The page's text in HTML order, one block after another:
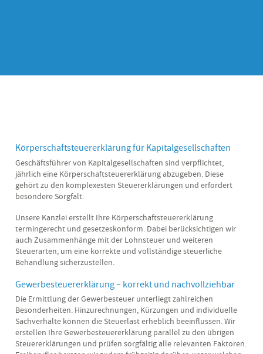
Körperschaftsteuererklärung für Kapitalgesellschaften
Geschäftsführer von Kapitalgesellschaften sind verpflichtet,
jährlich eine Körperschaftsteuererklärung abzugeben. Diese
gehört zu den komplexesten Steuererklärungen und erfordert
besondere Sorgfalt.
Unsere Kanzlei erstellt Ihre Körperschaftsteuererklärung
termingerecht und gesetzeskonform. Dabei berücksichtigen wir
auch Zusammenhänge mit der Lohnsteuer und weiteren
Steuerarten, um eine korrekte und vollständige steuerliche
Behandlung sicherzustellen.
Gewerbesteuererklärung – korrekt und nachvollziehbar
Die Ermittlung der Gewerbesteuer unterliegt zahlreichen
Besonderheiten. Hinzurechnungen, Kürzungen und individuelle
Sachverhalte können die Steuerlast erheblich beeinflussen. Wir
erstellen Ihre Gewerbesteuererklärung parallel zu den übrigen
Steuererklärungen und prüfen sorgfältig alle relevanten Faktoren.